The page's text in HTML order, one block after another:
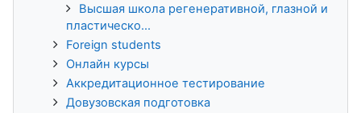
Высшая школа регенеративной, глазной и
пластическо...
Foreign students
Онлайн курсы
Аккредитационное тестирование
Довузовская подготовка